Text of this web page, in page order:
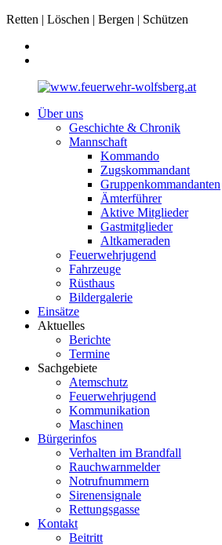
Retten | Löschen | Bergen | Schützen
Über uns
Geschichte & Chronik
Mannschaft
Kommando
Zugskommandant
Gruppenkommandanten
Ämterführer
Aktive Mitglieder
Gastmitglieder
Altkameraden
Feuerwehrjugend
Fahrzeuge
Rüsthaus
Bildergalerie
Einsätze
Aktuelles
Berichte
Termine
Sachgebiete
Atemschutz
Feuerwehrjugend
Kommunikation
Maschinen
Bürgerinfos
Verhalten im Brandfall
Rauchwarnmelder
Notrufnummern
Sirenensignale
Rettungsgasse
Kontakt
Beitritt